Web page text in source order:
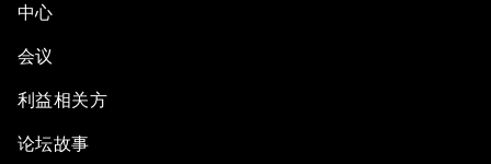
中心
会议
利益相关方
论坛故事